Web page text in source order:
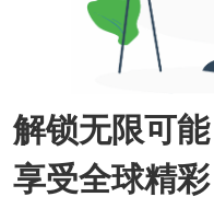
解锁无限可能
享受全球精彩